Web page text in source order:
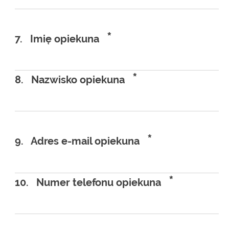
7. Imię opiekuna *
8. Nazwisko opiekuna *
9. Adres e-mail opiekuna *
10. Numer telefonu opiekuna *